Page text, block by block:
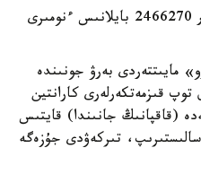
بارلىق سۇراقتار بويىنشا تۇرعىندار 2466270 بايلانىس ءنومىرى
مايىتتەردى بەرۋ جونىندە
قىزمەتكەرلەرى كارانتين
(قاقپانىڭ جانىندا) قايتىس
سالىستىرىپ، تىركەۋدى جۇزەگە